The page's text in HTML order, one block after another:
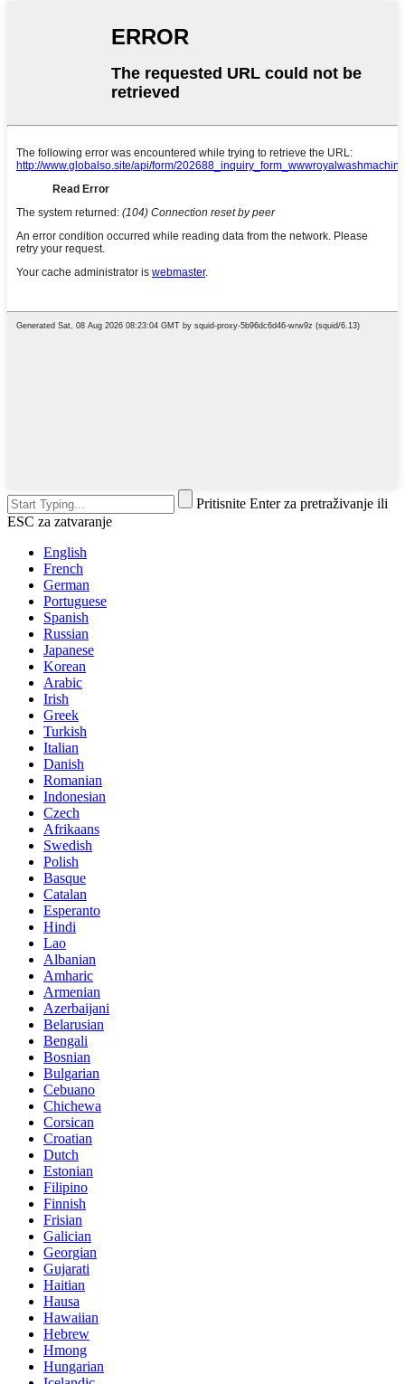
Pritisnite Enter za pretraživanje ili
ESC za zatvaranje
English
French
German
Portuguese
Spanish
Russian
Japanese
Korean
Arabic
Irish
Greek
Turkish
Italian
Danish
Romanian
Indonesian
Czech
Afrikaans
Swedish
Polish
Basque
Catalan
Esperanto
Hindi
Lao
Albanian
Amharic
Armenian
Azerbaijani
Belarusian
Bengali
Bosnian
Bulgarian
Cebuano
Chichewa
Corsican
Croatian
Dutch
Estonian
Filipino
Finnish
Frisian
Galician
Georgian
Gujarati
Haitian
Hausa
Hawaiian
Hebrew
Hmong
Hungarian